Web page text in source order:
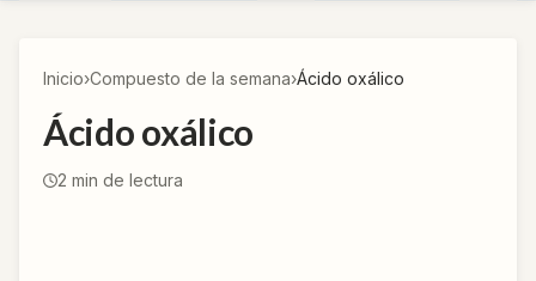
Inicio›Compuesto de la semana›Ácido oxálico
Ácido oxálico
2 min de lectura